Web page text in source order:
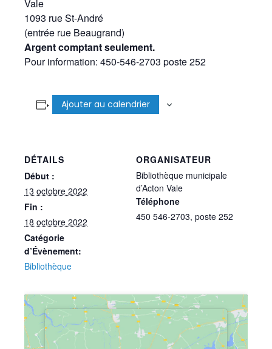
Vale
1093 rue St-André
(entrée rue Beaugrand)
Argent comptant seulement.
Pour information: 450-546-2703 poste 252
Ajouter au calendrier
DÉTAILS
Début :
13 octobre 2022
Fin :
18 octobre 2022
Catégorie
d’Évènement:
Bibliothèque
ORGANISATEUR
Bibliothèque municipale
d’Acton Vale
Téléphone
450 546-2703, poste 252